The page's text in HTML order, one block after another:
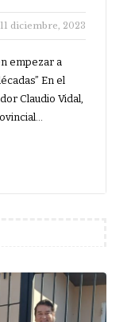
11 diciembre, 2023
empezar a
En el
Claudio Vidal,